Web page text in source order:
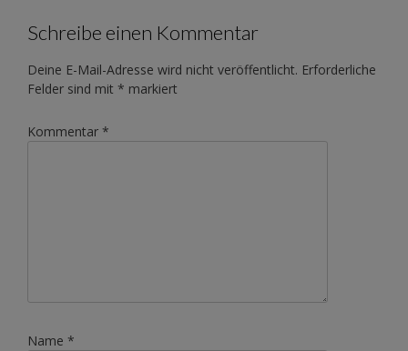
Schreibe einen Kommentar
Deine E-Mail-Adresse wird nicht veröffentlicht. Erforderliche
Felder sind mit * markiert
Kommentar *
Name *